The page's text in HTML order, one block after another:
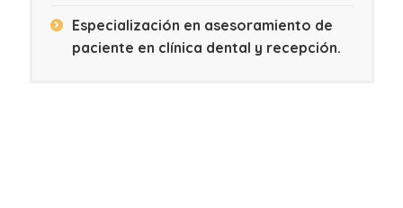
Especialización en asesoramiento de
paciente en clínica dental y recepción.